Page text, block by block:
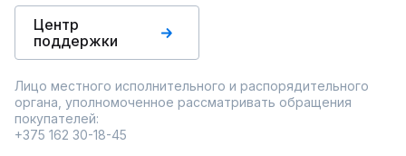
Центр
поддержки
Лицо местного исполнительного и распорядительного
органа, уполномоченное рассматривать обращения
покупателей:
+375 162 30-18-45